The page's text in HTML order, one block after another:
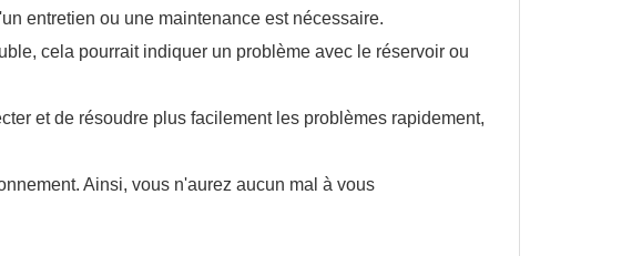
entretien ou une maintenance est nécessaire.
cela pourrait indiquer un problème avec le réservoir ou
et de résoudre plus facilement les problèmes rapidement,
Ainsi, vous n'aurez aucun mal à vous